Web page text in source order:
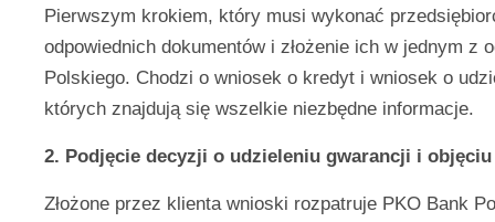
Pierwszym krokiem, który musi wykonać
odpowiednich dokumentów i złożenie ich w jednym z
Polskiego. Chodzi o wniosek o kredyt i wniosek o
których znajdują się wszelkie niezbędne informacje.
2. Podjęcie decyzji o udzieleniu gwarancji i
Złożone przez klienta wnioski rozpatruje PKO Bank